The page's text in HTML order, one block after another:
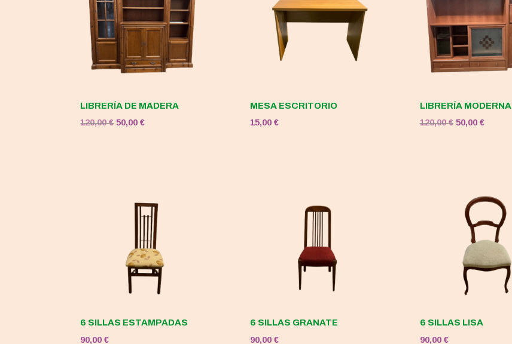
LIBRERÍA DE MADERA
120,00€ El
50,00€El
MESA ESCRITORIO
15,00 €
LIBRERÍA MODERNA
120,00€ El
50,00 €El
6 SILLAS ESTAMPADAS
90,00€
6 SILLAS GRANATE
90,00 €
6 SILLAS LISA
90,00 €